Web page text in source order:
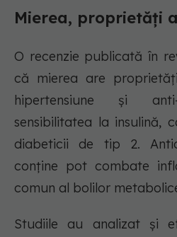
Mierea, proprietăți
O recenzie publicată în
că mierea are
hipertensiune și
sensibilitatea la insulină,
diabeticii de tip 2.
conține pot combate
comun al bolilor
Studiile au analizat și